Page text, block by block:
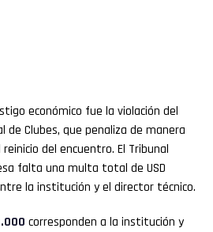
económico fue la violación del
de Clubes, que penaliza de manera
del encuentro. El Tribunal
falta una multa total de USD
la institución y el director técnico.
corresponden a la institución y